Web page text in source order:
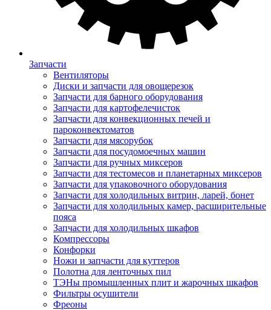
Запчасти
Вентиляторы
Диски и запчасти для овощерезок
Запчасти для барного оборудования
Запчасти для картофелечисток
Запчасти для конвекционных печей и
пароконвектоматов
Запчасти для мясорубок
Запчасти для посудомоечных машин
Запчасти для ручных миксеров
Запчасти для тестомесов и планетарных миксеров
Запчасти для упаковочного оборудования
Запчасти для холодильных витрин, ларей, бонет
Запчасти для холодильных камер, расширительные
пояса
Запчасти для холодильных шкафов
Компрессоры
Конфорки
Ножи и запчасти для куттеров
Полотна для ленточных пил
ТЭНы промышленных плит и жарочных шкафов
Фильтры осушители
Фреоны